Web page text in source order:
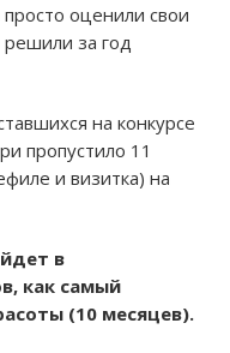
оценили свои
за год
на конкурсе
пропустило 11
и визитка) на
в
как самый
(10 месяцев).